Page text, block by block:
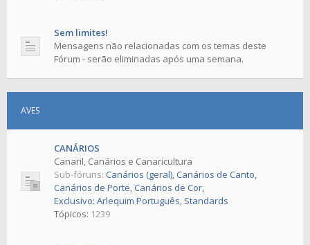
Sem limites!
Mensagens não relacionadas com os temas deste
Fórum - serão eliminadas após uma semana.
AVES
CANÁRIOS
Canaril, Canários e Canaricultura
Sub-fóruns: Canários (geral),Canários de Canto,
Canários de Porte,Canários de Cor,
Exclusivo: Arlequim Português, Standards
Tópicos: 1239